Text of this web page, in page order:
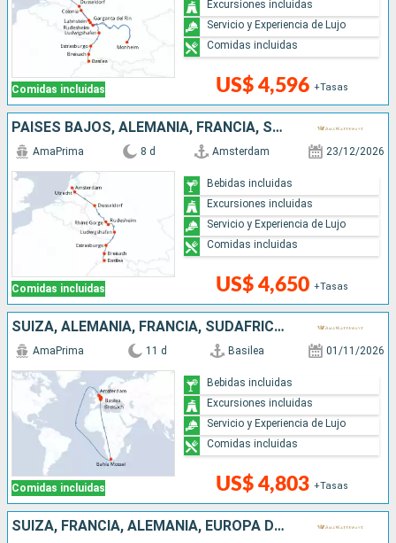
Comidas incluidas US$ 4,596 +Tasas
Excursiones incluidas
Servicio y Experiencia de Lujo
Comidas incluidas
PAISES BAJOS, ALEMANIA, FRANCIA, SUIZA
Comidas incluidas
AmaPrima 8 d Amsterdam 23/12/2026
US$ 4,650 +Tasas
Bebidas incluidas
Excursiones incluidas
Servicio y Experiencia de Lujo
Comidas incluidas
SUIZA, ALEMANIA, FRANCIA, SUDAFRICA, PAISES BAJOS
Comidas incluidas
AmaPrima 11 d Basilea 01/11/2026
US$ 4,803 +Tasas
Bebidas incluidas
Excursiones incluidas
Servicio y Experiencia de Lujo
Comidas incluidas
SUIZA, FRANCIA, ALEMANIA, EUROPA DEL NORTE, PAISES BAJOS